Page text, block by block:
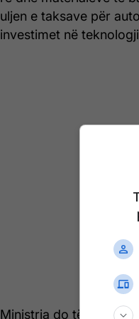
uljen e taksave për
investimet në
Ministria do të ofrojë